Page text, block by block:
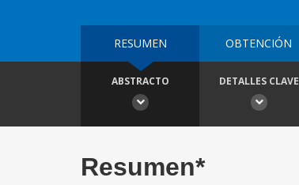
RESUMEN OBTENCIÓN
ABSTRACTO DETALLES CLAVE
Resumen*